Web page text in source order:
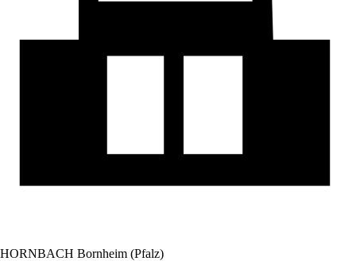
HORNBACH Bornheim (Pfalz)